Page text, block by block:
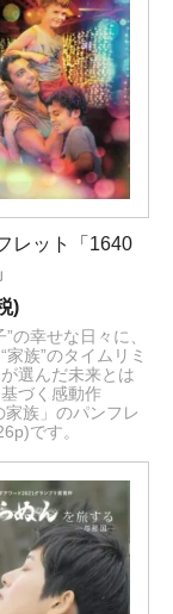
レット「1640
)
”の幸せな日々に、
家族”のタイムリミ
選んだ未来とは
づく感動作
家族」のパンフレ
です。